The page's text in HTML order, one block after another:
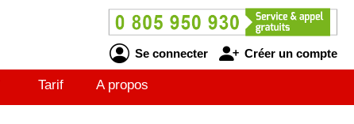
Se connecter Créer un compte
Tarif A propos